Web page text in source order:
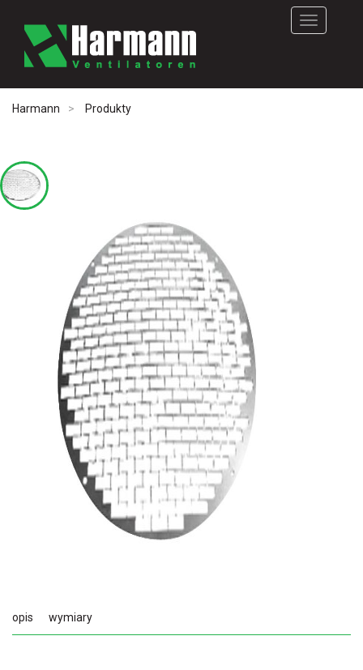
Rozwiń
nawigację
Harmann Produkty
opis wymiary